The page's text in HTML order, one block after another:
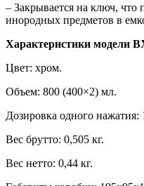
– Закрывается на ключ, что
инородных предметов в
Характеристики модели
Цвет: хром.
Объем: 800 (400×2) мл.
Дозировка одного нажатия:
Вес брутто: 0,505 кг.
Вес нетто: 0,44 кг.